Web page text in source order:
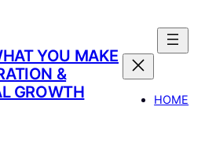
YOU MAKE
&
GROWTH
HOME